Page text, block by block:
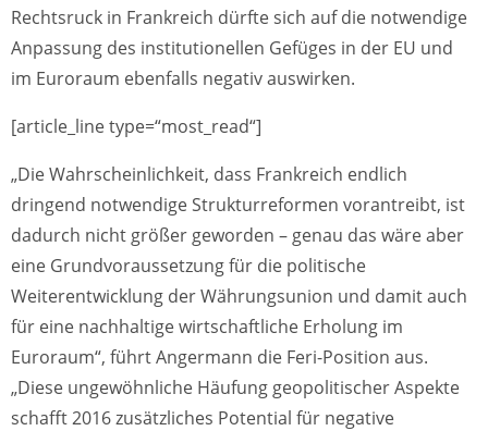
Rechtsruck in Frankreich dürfte sich auf die notwendige
Anpassung des institutionellen Gefüges in der EU und
im Euroraum ebenfalls negativ auswirken.
[article_line type=“most_read“]
„Die Wahrscheinlichkeit, dass Frankreich endlich
dringend notwendige Strukturreformen vorantreibt, ist
dadurch nicht größer geworden – genau das wäre aber
eine Grundvoraussetzung für die politische
Weiterentwicklung der Währungsunion und damit auch
für eine nachhaltige wirtschaftliche Erholung im
Euroraum“, führt Angermann die Feri-Position aus.
„Diese ungewöhnliche Häufung geopolitischer Aspekte
schafft 2016 zusätzliches Potential für negative